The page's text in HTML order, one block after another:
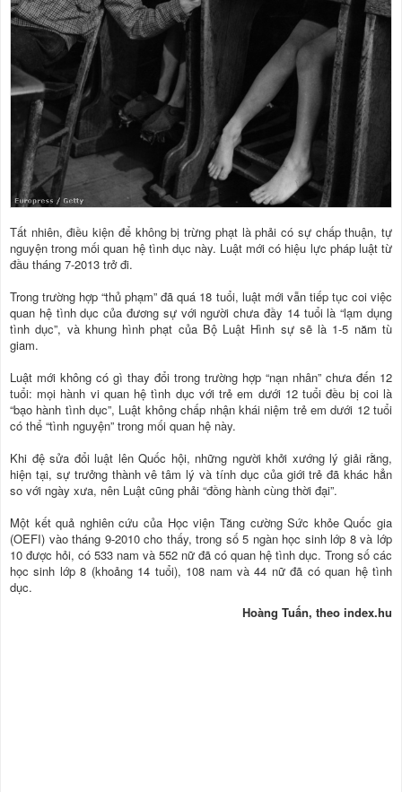
Tất nhiên, điều kiện để không bị trừng phạt là phải có sự chấp thuận, tự
nguyện trong mối quan hệ tình dục này. Luật mới có hiệu lực pháp luật từ
đầu tháng 7-2013 trở đi.
Trong trường hợp “thủ phạm” đã quá 18 tuổi, luật mới vẫn tiếp tục coi việc
quan hệ tình dục của đương sự với người chưa đầy 14 tuổi là “lạm dụng
tình dục”, và khung hình phạt của Bộ Luật Hình sự sẽ là 1-5 năm tù
giam.
Luật mới không có gì thay đổi trong trường hợp “nạn nhân” chưa đến 12
tuổi: mọi hành vi quan hệ tình dục với trẻ em dưới 12 tuổi đều bị coi là
“bạo hành tình dục”, Luật không chấp nhận khái niệm trẻ em dưới 12 tuổi
có thể “tình nguyện” trong mối quan hệ này.
Khi đệ sửa đổi luật lên Quốc hội, những người khởi xướng lý giải rằng,
hiện tại, sự trưởng thành vê tâm lý và tính dục của giới trẻ đã khác hẳn
so với ngày xưa, nên Luật cũng phải “đồng hành cùng thời đại”.
Một kết quả nghiên cứu của Học viện Tăng cường Sức khỏe Quốc gia
(OEFI) vào tháng 9-2010 cho thấy, trong số 5 ngàn học sinh lớp 8 và lớp
10 được hỏi, có 533 nam và 552 nữ đã có quan hệ tình dục. Trong số các
học sinh lớp 8 (khoảng 14 tuổi), 108 nam và 44 nữ đã có quan hệ tình
dục.
Hoàng Tuấn, theo index.hu